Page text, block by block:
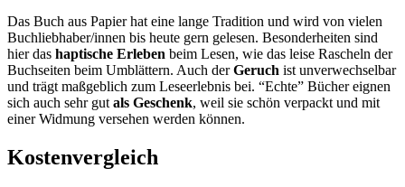
Das Buch aus Papier hat eine lange Tradition und wird von vielen
Buchliebhaber/innen bis heute gern gelesen. Besonderheiten sind
hier das haptische Erleben beim Lesen, wie das leise Rascheln der
Buchseiten beim Umblättern. Auch derGeruch ist unverwechselbar
und trägt maßgeblich zum Leseerlebnis bei. “Echte” Bücher eignen
sich auch sehr gut als Geschenk, weil sie schön verpackt und mit
einer Widmung versehen werden können.
Kostenvergleich